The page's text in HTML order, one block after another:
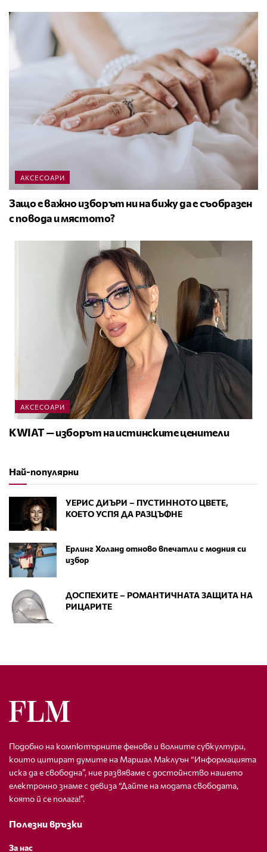
АКСЕСОАРИ
Защо е важно изборът ни на бижу да е съобразен
с повода и мястото?
АКСЕСОАРИ
KWIAT — изборът на истинските ценители
Най-популярни
УЕРИС ДИЪРИ – ПУСТИННОТО ЦВЕТЕ,
КОЕТО УСПЯ ДА РАЗЦЪФНЕ
Ерлинг Холанд отново впечатли с модния си
избор
ДОСПЕХИТЕ – РОМАНТИЧНАТА ЗАЩИТА НА
РИЦАРИТЕ
Подобно на компютърните фенове и волните субкултури,
които цитират думите на Маршал Маклуън “Информацията
иска да е свободна”, ние развяваме с достойнство нашето
електронно знаме с девиза “Дайте на модата свободата,
която й се полага!”.
Полезни връзки
За нас